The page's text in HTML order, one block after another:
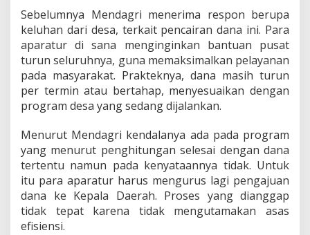
a
n
D
n
a
D
e
a
Sebelumnya Mendagri menerima respon berupa
keluhan dari desa, terkait pencairan dana ini. Para
aparatur di sana menginginkan bantuan pusat
turun seluruhnya, guna memaksimalkan pelayanan
pada masyarakat. Prakteknya, dana masih turun
per termin atau bertahap, menyesuaikan dengan
program desa yang sedang dijalankan.
Menurut Mendagri kendalanya ada pada program
yang menurut penghitungan selesai dengan dana
tertentu namun pada kenyataannya tidak. Untuk
itu para aparatur harus mengurus lagi pengajuan
dana ke Kepala Daerah. Proses yang dianggap
tidak tepat karena tidak mengutamakan asas
efisiensi.